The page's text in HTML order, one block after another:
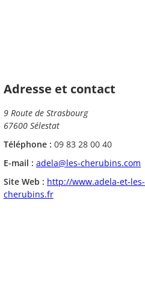
Adresse et contact
9 Route de Strasbourg
67600 Sélestat
Téléphone : 09 83 28 00 40
E-mail : adela@les-cherubins.com
Site Web : http://www.adela-et-les-
cherubins.fr